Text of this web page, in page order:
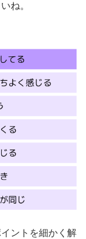
ね。
ントを細かく解